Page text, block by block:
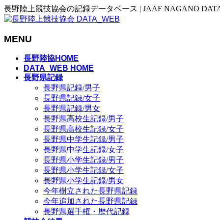
長野陸上競技協会の記録データベース | JAAF NAGANO
MENU
長野陸協HOME
DATA_WEB HOME
長野県記録
長野県記録/男子
長野県記録/女子
長野県記録/男女
長野県高校生記録/男子
長野県高校生記録/女子
長野県中学生記録/男子
長野県中学生記録/女子
長野県小学生記録/男子
長野県小学生記録/女子
長野県小学生記録/男女
今年樹立された長野県記録
今年追加された長野県記録
長野県選手権・歴代記録